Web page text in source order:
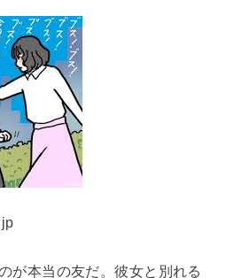
が本当の友だ。彼女と別れる